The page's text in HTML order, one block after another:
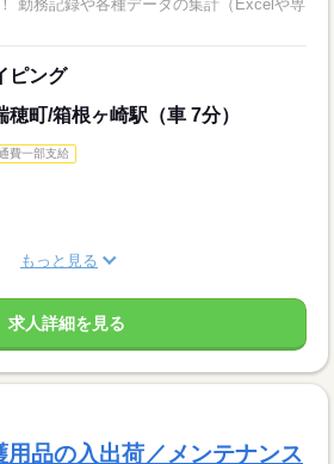
勤務記録や各種データの集計（Excelや専
ピング
町/箱根ヶ崎駅（車 7分）
費一部支給
もっと見る
求人詳細を見る
品の入出荷／メンテナンス